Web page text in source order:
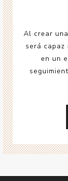
Al crear
será capaz
en un